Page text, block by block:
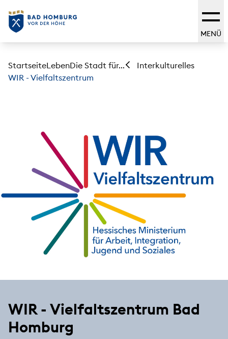
MENÜ
StartseiteLebenDie Stadt für...
Interkulturelles
WIR - Vielfaltszentrum
WIR - Vielfaltszentrum Bad
Homburg